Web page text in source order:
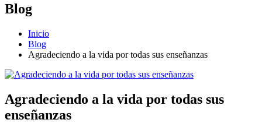
Blog
Inicio
Blog
Agradeciendo a la vida por todas sus enseñanzas
Agradeciendo a la vida por todas sus
enseñanzas